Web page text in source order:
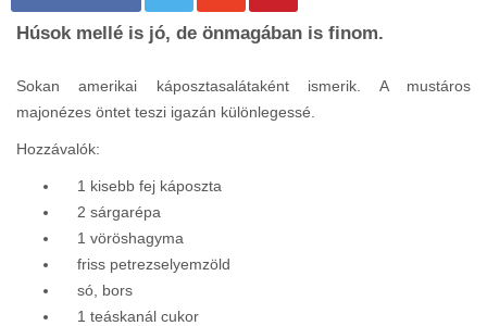
o
Húsok mellé is jó, de önmagában is finom.
Sokan amerikai káposztasalátaként ismerik. A mustáros
majonézes öntet teszi igazán különlegessé.
Hozzávalók:
1 kisebb fej káposzta
2 sárgarépa
1 vöröshagyma
friss petrezselyemzöld
só, bors
1 teáskanál cukor